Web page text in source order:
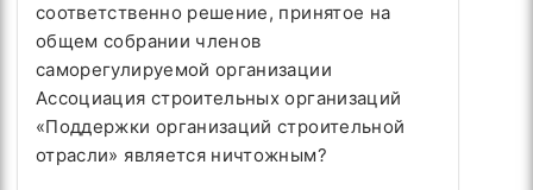
соответственно решение, принятое на
общем собрании членов
саморегулируемой организации
Ассоциация строительных организаций
«Поддержки организаций строительной
отрасли» является ничтожным?